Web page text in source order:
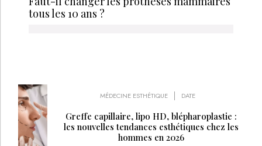
tous les 10 ans ?
MÉDECINE ESTHÉTIQUE DATE
Greffe capillaire, lipo HD, blépharoplastie :
les nouvelles tendances esthétiques chez les
hommes en 2026